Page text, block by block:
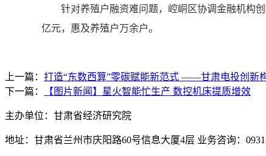
针对养殖户融资难问题，崆峒区协调金融机构创
亿元，惠及养殖户万余户。
上一篇： 打造“东数西算”零碳赋能新范式 ——甘肃电投创新
下一篇：
【图片新闻】星火智能忙生产 数控机床提质增效
主办单位：甘肃省经济研究院
地址：甘肃省兰州市庆阳路60号信息大厦4层 业务咨询：